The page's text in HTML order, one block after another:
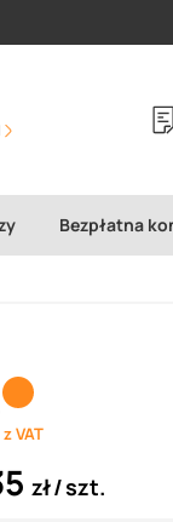
Bezpłatna
z VAT
zł szt.